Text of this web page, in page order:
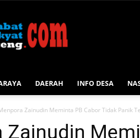
Rakyat
Kalteng
DAERAH INFO DESA
Zainudin Meminta PB Cabor Tidak Panik
Zainudin